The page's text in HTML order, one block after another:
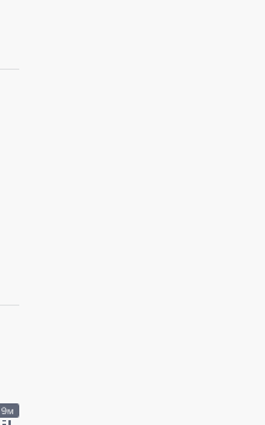
9м